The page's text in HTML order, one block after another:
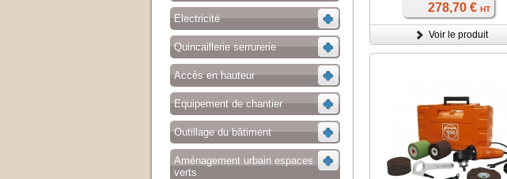
Electricité
Quincaillerie serrurerie
Accès en hauteur
Equipement de chantier
Outillage du bâtiment
Aménagement urbain espaces
verts
278,70 € HT
Voir le produit